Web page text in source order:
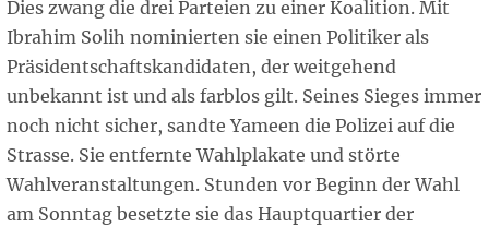
Dies zwang die drei Parteien zu einer Koalition. Mit
Ibrahim Solih nominierten sie einen Politiker als
Präsidentschaftskandidaten, der weitgehend
unbekannt ist und als farblos gilt. Seines Sieges immer
noch nicht sicher, sandte Yameen die Polizei auf die
Strasse. Sie entfernte Wahlplakate und störte
Wahlveranstaltungen. Stunden vor Beginn der Wahl
am Sonntag besetzte sie das Hauptquartier der